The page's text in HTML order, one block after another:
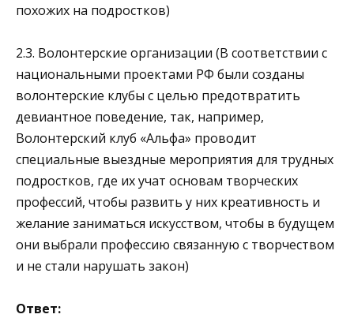
похожих на подростков)
2.3. Волонтерские организации (В соответствии с
национальными проектами РФ были созданы
волонтерские клубы с целью предотвратить
девиантное поведение, так, например,
Волонтерский клуб «Альфа» проводит
специальные выездные мероприятия для трудных
подростков, где их учат основам творческих
профессий, чтобы развить у них креативность и
желание заниматься искусством, чтобы в будущем
они выбрали профессию связанную с творчеством
и не стали нарушать закон)
Ответ: